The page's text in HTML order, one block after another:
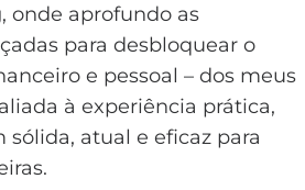
onde aprofundo as
para desbloquear o
e pessoal – dos meus
à experiência prática,
atual e eficaz para